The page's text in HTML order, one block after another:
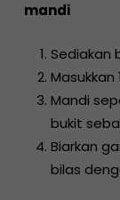
mandi
Sediakan
Mandi
bukit
Biarkan
bilas